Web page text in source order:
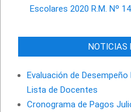
Escolares 2020 R.M. Nº
NOTICIAS
Evaluación de
Lista de Docentes
Cronograma de Pagos